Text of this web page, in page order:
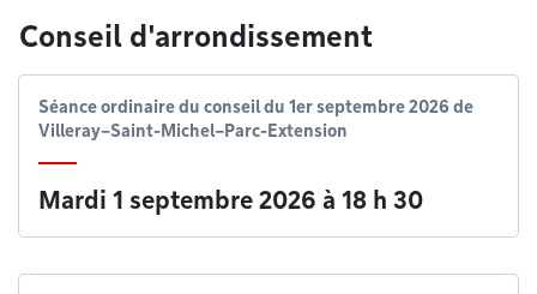
Conseil d'arrondissement
Séance ordinaire du conseil du 1er septembre 2026 de
Villeray–Saint-Michel–Parc-Extension
Mardi 1 septembre 2026 à 18 h 30